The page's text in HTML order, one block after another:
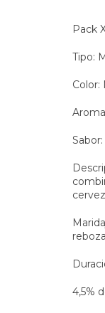
Pack
Tipo:
Color:
4,5%